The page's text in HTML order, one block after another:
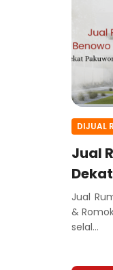
DIJUAL
Jual
Jual
&
selal...